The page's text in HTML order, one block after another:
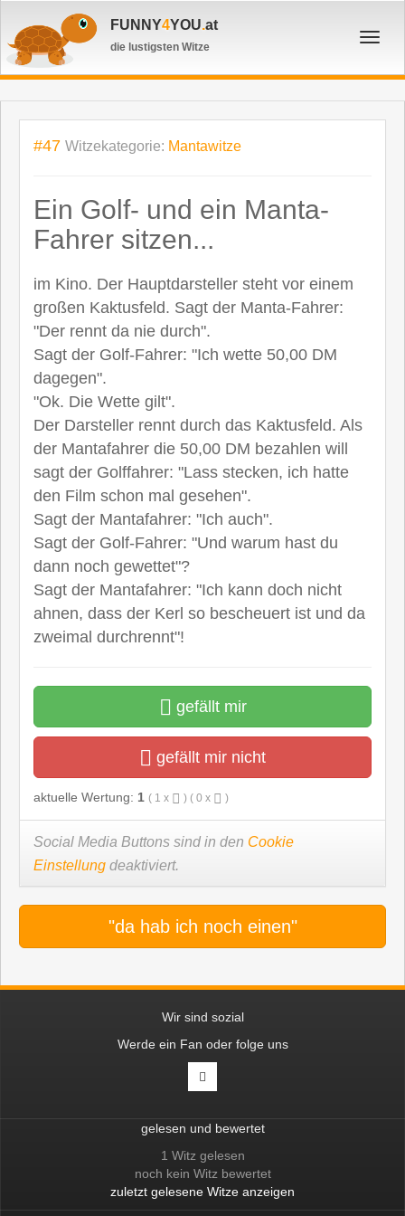
FUNNY4YOU.at
die lustigsten Witze
#47 Witzekategorie: Mantawitze
Ein Golf- und ein Manta-
Fahrer sitzen...
im Kino. Der Hauptdarsteller steht vor einem
großen Kaktusfeld. Sagt der Manta-Fahrer:
"Der rennt da nie durch".
Sagt der Golf-Fahrer: "Ich wette 50,00 DM
dagegen".
"Ok. Die Wette gilt".
Der Darsteller rennt durch das Kaktusfeld. Als
der Mantafahrer die 50,00 DM bezahlen will
sagt der Golffahrer: "Lass stecken, ich hatte
den Film schon mal gesehen".
Sagt der Mantafahrer: "Ich auch".
Sagt der Golf-Fahrer: "Und warum hast du
dann noch gewettet"?
Sagt der Mantafahrer: "Ich kann doch nicht
ahnen, dass der Kerl so bescheuert ist und da
zweimal durchrennt"!
gefällt mir
gefällt mir nicht
aktuelle Wertung: 1 ( 1 x ) ( 0 x )
Social Media Buttons sind in den Cookie
Einstellung deaktiviert.
"da hab ich noch einen"
Wir sind sozial
Werde ein Fan oder folge uns
gelesen und bewertet
1 Witz gelesen
noch kein Witz bewertet
zuletzt gelesene Witze anzeigen